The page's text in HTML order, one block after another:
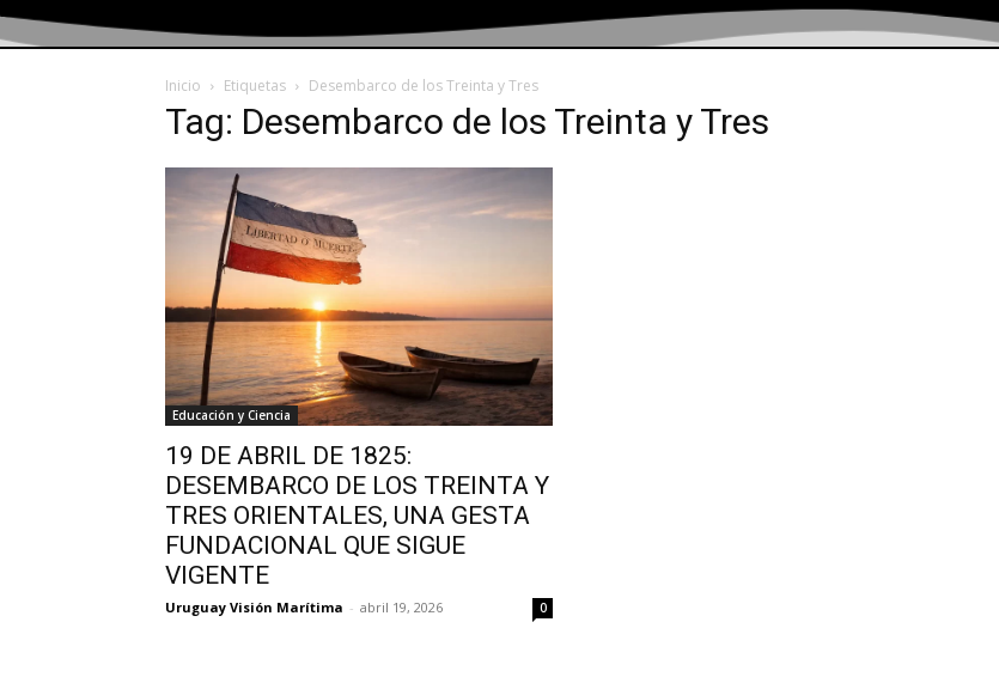
Inicio Etiquetas Desembarco de los Treinta y Tres
Tag: Desembarco de los Treinta y Tres
Educación y Ciencia
19 DE ABRIL DE 1825:
DESEMBARCO DE LOS TREINTA Y
TRES ORIENTALES, UNA GESTA
FUNDACIONAL QUE SIGUE
VIGENTE
Uruguay Visión Marítima - abril 19, 2026 0